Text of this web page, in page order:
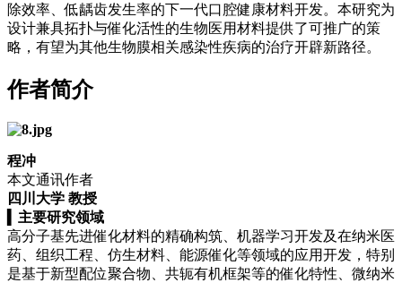
除效率、低龋齿发生率的下一代口腔健康材料开发。本研究为
设计兼具拓扑与催化活性的生物医用材料提供了可推广的策
略，有望为其他生物膜相关感染性疾病的治疗开辟新路径。
作者简介
程冲
本文通讯作者
四川大学 教授
主要研究领域
高分子基先进催化材料的精确构筑、机器学习开发及在纳米医
药、组织工程、仿生材料、能源催化等领域的应用开发，特别
是基于新型配位聚合物、共轭有机框架等的催化特性、微纳米